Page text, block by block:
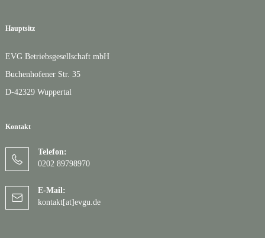
Hauptsitz
EVG Betriebsgesellschaft mbH
Buchenhofener Str. 35
D-42329 Wuppertal
Kontakt
Telefon:
0202 89798970
E-Mail:
kontakt[at]evgu.de